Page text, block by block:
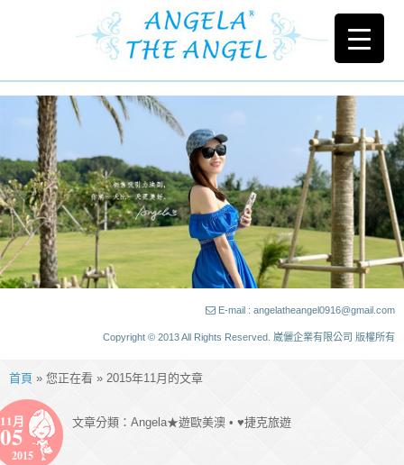
E-mail : angelatheangel0916@gmail.com
Copyright © 2013 All Rights Reserved. 崴儷企業有限公司 版權所有
首頁 » 您正在看 » 2015年11月的文章
11月
05
2015
文章分類： Angela★遊歐美澳 • ♥捷克旅遊